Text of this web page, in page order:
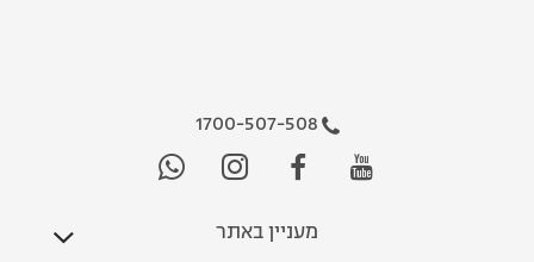
1700-507-508
מעניין באתר